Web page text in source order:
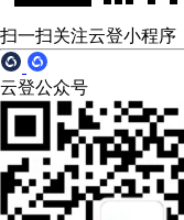
扫一扫关注云登小程序
云登公众号